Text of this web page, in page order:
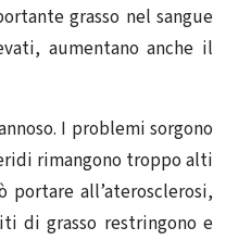
grasso nel sangue
aumentano anche il
I problemi sorgono
rimangono troppo alti
portare all’aterosclerosi,
di grasso restringono e